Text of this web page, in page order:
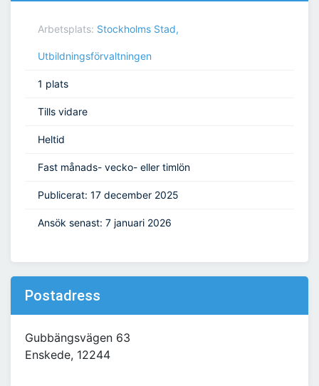
Arbetsplats: Stockholms Stad,
Utbildningsförvaltningen
1 plats
Tills vidare
Heltid
Fast månads- vecko- eller timlön
Publicerat: 17 december 2025
Ansök senast: 7 januari 2026
Postadress
Gubbängsvägen 63
Enskede, 12244